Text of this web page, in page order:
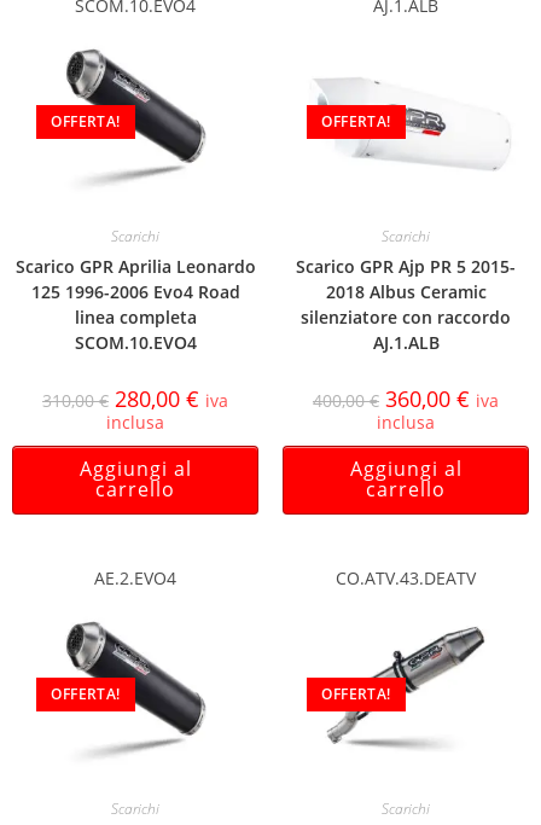
SCOM.10.EVO4
OFFERTA!
Scarichi
Scarico GPR Aprilia Leonardo
125 1996-2006 Evo4 Road
linea completa
SCOM.10.EVO4
310,00€ 280,00 € iva
inclusa
Aggiungi al
carrello
AJ.1.ALB
OFFERTA!
Scarichi
Scarico GPR Ajp PR 5 2015-
2018 Albus Ceramic
silenziatore con raccordo
AJ.1.ALB
400,00€ 360,00 € iva
inclusa
Aggiungi al
carrello
AE.2.EVO4
OFFERTA!
Scarichi
CO.ATV.43.DEATV
OFFERTA!
Scarichi